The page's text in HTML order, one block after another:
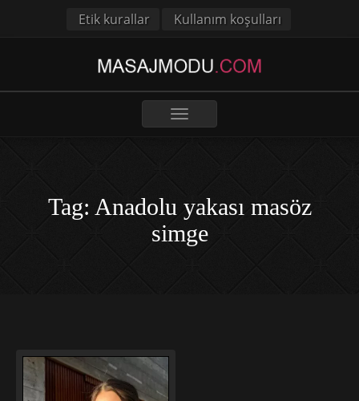
Etik kurallar Kullanım koşulları
Toggle
navigation
Tag: Anadolu yakası masöz
simge